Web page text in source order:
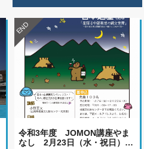
END
令和3年度 JOMON講座やま
なし 2月23日（水・祝日）…